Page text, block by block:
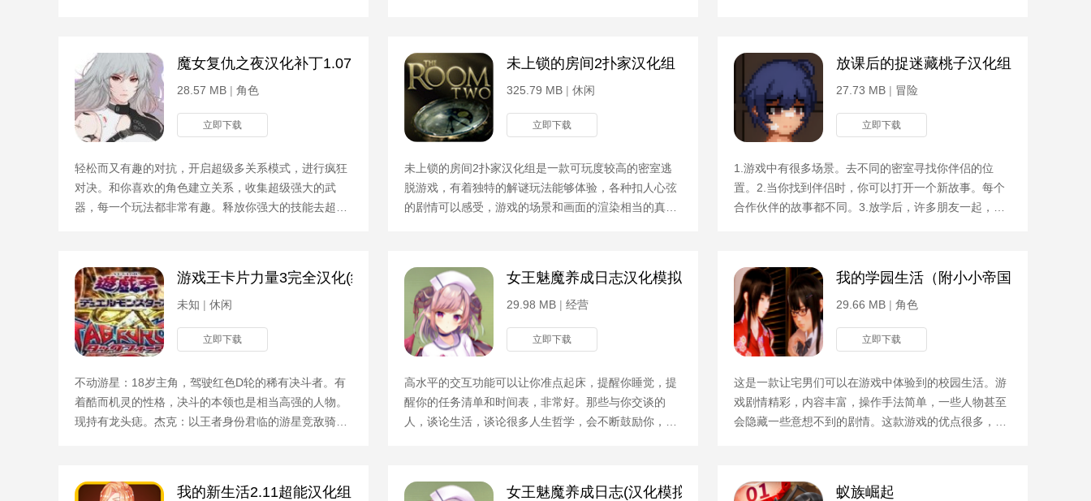
魔女复仇之夜汉化补丁1.07
28.57 MB | 角色
立即下载
轻松而又有趣的对抗，开启超级多关系模式，进行疯狂
对决。和你喜欢的角色建立关系，收集超级强大的武
器，每一个玩法都非常有趣。释放你强大的技能去超精
未上锁的房间2扑家汉化组
325.79 MB | 休闲
立即下载
未上锁的房间2扑家汉化组是一款可玩度较高的密室逃
脱游戏，有着独特的解谜玩法能够体验，各种扣人心弦
的剧情可以感受，游戏的场景和画面的渲染相当的真
放课后的捉迷藏桃子汉化组
27.73 MB | 冒险
立即下载
1.游戏中有很多场景。去不同的密室寻找你伴侣的位
置。2.当你找到伴侣时，你可以打开一个新故事。每个
合作伙伴的故事都不同。3.放学后，许多朋友一起，然
游戏王卡片力量3完全汉化(经典街机)
未知 | 休闲
立即下载
不动游星：18岁主角，驾驶红色D轮的稀有决斗者。有
着酷而机灵的性格，决斗的本领也是相当高强的人物。
现持有龙头痣。杰克：以王者身份君临的游星竞敌骑乘
女王魅魔养成日志汉化模拟器
29.98 MB | 经营
立即下载
高水平的交互功能可以让你准点起床，提醒你睡觉，提
醒你的任务清单和时间表，非常好。那些与你交谈的
人，谈论生活，谈论很多人生哲学，会不断鼓励你，让
我的学园生活（附小小帝国汉化激活码
29.66 MB | 角色
立即下载
这是一款让宅男们可以在游戏中体验到的校园生活。游
戏剧情精彩，内容丰富，操作手法简单，一些人物甚至
会隐藏一些意想不到的剧情。这款游戏的优点很多，而
我的新生活2.11超能汉化组（附作弊码） 女王魅魔养成日志(汉化模拟器v5) 蚁族崛起